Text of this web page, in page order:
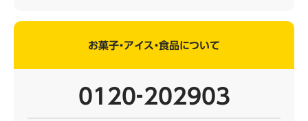
お菓子・アイス・食品について
0120‐202903